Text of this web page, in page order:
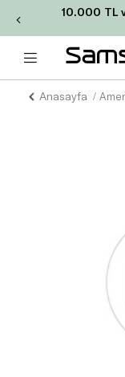
10.000 TL
Anasayfa